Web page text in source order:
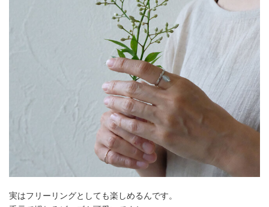
実はフリーリングとしても楽しめるんです。